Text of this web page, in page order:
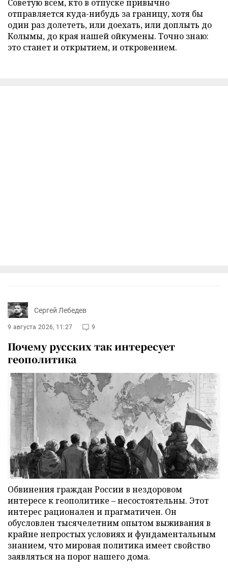
Советую всем, кто в отпуске привычно
отправляется куда-нибудь за границу, хотя бы
один раз долететь, или доехать, или доплыть до
Колымы, до края нашей ойкумены. Точно знаю:
это станет и открытием, и откровением.
Сергей Лебедев
9 августа 2026, 11:27 9
Почему русских так интересует
геополитика
Обвинения граждан России в нездоровом
интересе к геополитике – несостоятельны. Этот
интерес рационален и прагматичен. Он
обусловлен тысячелетним опытом выживания в
крайне непростых условиях и фундаментальным
знанием, что мировая политика имеет свойство
заявляться на порог нашего дома.